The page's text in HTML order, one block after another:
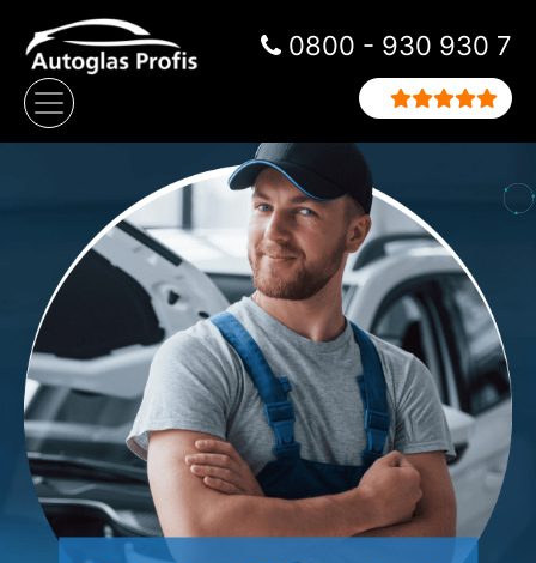
Zum Inhalt springen
Hauptnavigation
0800 - 930 930 7